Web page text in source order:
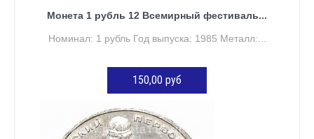
Монета 1 рубль 12 Всемирный фестиваль...
Номинал: 1 рубль Год выпуска: 1985 Металл:...
150,00 руб
ДОБАВИТЬ В КОРЗИНУ